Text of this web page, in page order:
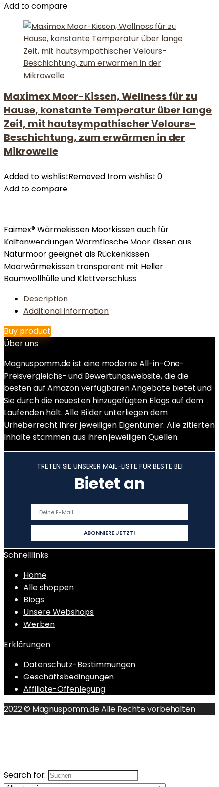
Add to compare
Maximex Moor-Kissen, Wellness für zu
Hause, konstante Temperatur über lange
Zeit, mit hautsympathischer Velours-
Beschichtung, zum erwärmen in der
Mikrowelle
Added to wishlistRemoved from wishlist 0
Add to compare
Faimex® Wärmekissen Moorkissen auch für
Kaltanwendungen Wärmflasche Moor Kissen aus
Naturmoor geeignet als Rückenkissen
Moorwärmekissen transparent mit Heller
Baumwollhülle und Klettverschluss
Description
Additional information
Buy product
Über uns
Magnuspomm.de ist eine moderne All-in-One-
Preisvergleichs- und Bewertungswebsite, die die
besten auf Amazon verfügbaren Angebote bietet und
Sie durch die neuesten hinzugefügten Blogs auf dem
Laufenden hält. Alle Bilder unterliegen dem
Urheberrecht ihrer jeweiligen Eigentümer. Alle zitierten
Inhalte stammen aus ihren jeweiligen Quellen.
TRETEN SIE UNSERER MAIL-LISTE FÜR BESTE BEI
Bietet an
Schnelllinks
Home
Alle shoppen
Blogs
Unsere Webshops
Werben
Erklärungen
Datenschutz-Bestimmungen
Geschäftsbedingungen
Affiliate-Offenlegung
2022 © Magnuspomm.de Alle Rechte vorbehalten
Search for: